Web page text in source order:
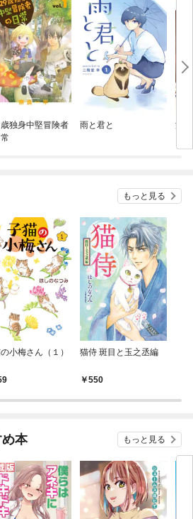
歳独身中堅冒険者
雨と君と
波
もっと見る
小梅さん（１） 猫侍 斑目と玉之丞編
550
本 もっと見る